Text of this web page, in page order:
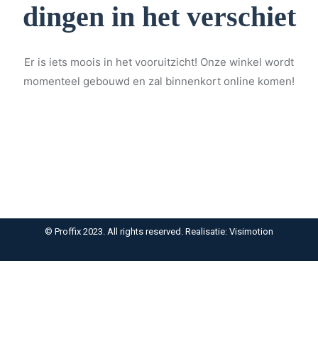
dingen in het verschiet
Er is iets moois in het vooruitzicht! Onze winkel wordt
momenteel gebouwd en zal binnenkort online komen!
© Proffix 2023. All rights reserved. Realisatie: Visimotion